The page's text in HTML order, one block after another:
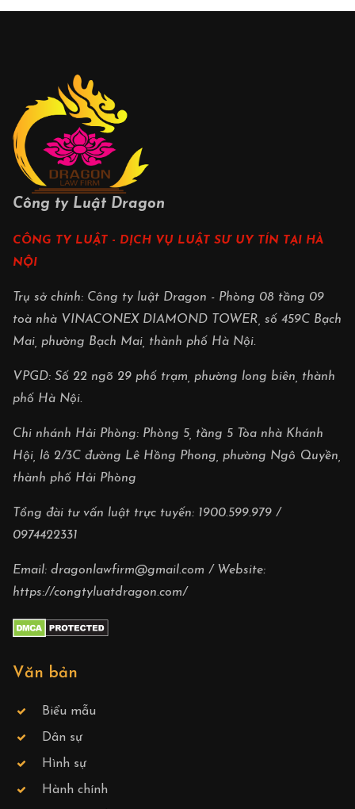
Công ty Luật Dragon
CÔNG TY LUẬT - DỊCH VỤ LUẬT SƯ UY TÍN TẠI HÀ
NỘI
Trụ sở chính: Công ty luật Dragon - Phòng 08 tầng 09
toà nhà VINACONEX DIAMOND TOWER, số 459C Bạch
Mai, phường Bạch Mai, thành phố Hà Nội.
VPGD: Số 22 ngõ 29 phố trạm, phường long biên, thành
phố Hà Nội.
Chi nhánh Hải Phòng: Phòng 5, tầng 5 Tòa nhà Khánh
Hội, lô 2/3C đường Lê Hồng Phong, phường Ngô Quyền,
thành phố Hải Phòng
Tổng đài tư vấn luật trực tuyến: 1900.599.979 /
0974422331
Email: dragonlawfirm@gmail.com / Website:
https://congtyluatdragon.com/
Văn bản
Biểu mẫu
Dân sự
Hình sự
Hành chính